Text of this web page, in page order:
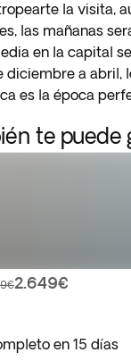
la visita,
las mañanas
en la capital
diciembre a abril,
es la época
te puede
2.649€
en 15 días